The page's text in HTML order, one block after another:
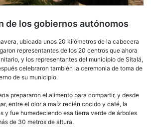
de los gobiernos autónomos
ubicada unos 20 kilómetros de la cabecera
representantes de los 20 centros que ahora
y los representantes del municipio de Sitalá,
celebraron también la ceremonia de toma de
de su municipio.
prepararon el alimento para compartir, y desde
entre el olor a maíz recién cocido y café, la
y fue humedeciendo esa tierra verde de árboles
de 30 metros de altura.